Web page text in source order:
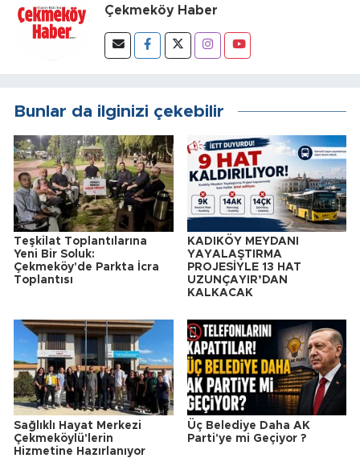
Çekmeköy Haber
Bunlar da ilginizi çekebilir
Teşkilat Toplantılarına
Yeni Bir Soluk:
Çekmeköy'de Parkta İcra
Toplantısı
KADIKÖY MEYDANI
YAYALAŞTIRMA
PROJESİYLE 13 HAT
UZUNÇAYIR’DAN
KALKACAK
Sağlıklı Hayat Merkezi
Çekmeköylü'lerin
Hizmetine Hazırlanıyor
Üç Belediye Daha AK
Parti'ye mi Geçiyor ?